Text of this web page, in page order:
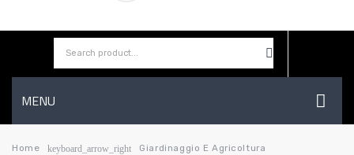
MENU
HOME
Home keyboard_arrow_right Giardinaggio E Agricoltura